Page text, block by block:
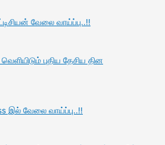
வேலை வாய்ப்பு..!!
புதிய தேசிய தின
இல் வேலை வாய்ப்பு..!!